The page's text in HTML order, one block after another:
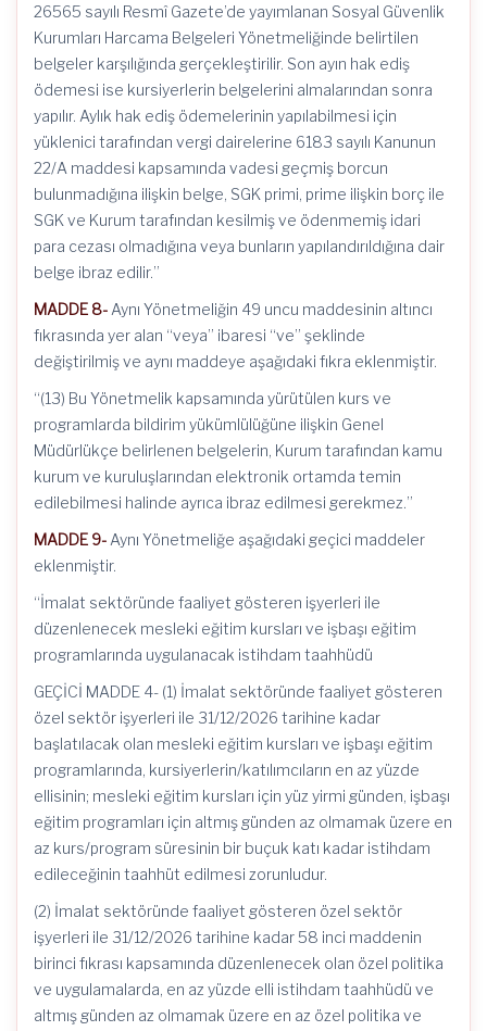
26565 sayılı Resmî Gazete’de yayımlanan Sosyal Güvenlik
Kurumları Harcama Belgeleri Yönetmeliğinde belirtilen
belgeler karşılığında gerçekleştirilir. Son ayın hak ediş
ödemesi ise kursiyerlerin belgelerini almalarından sonra
yapılır. Aylık hak ediş ödemelerinin yapılabilmesi için
yüklenici tarafından vergi dairelerine 6183 sayılı Kanunun
22/A maddesi kapsamında vadesi geçmiş borcun
bulunmadığına ilişkin belge, SGK primi, prime ilişkin borç ile
SGK ve Kurum tarafından kesilmiş ve ödenmemiş idari
para cezası olmadığına veya bunların yapılandırıldığına dair
belge ibraz edilir.”
MADDE 8- Aynı Yönetmeliğin 49 uncu maddesinin altıncı
fıkrasında yer alan “veya” ibaresi “ve” şeklinde
değiştirilmiş ve aynı maddeye aşağıdaki fıkra eklenmiştir.
“(13) Bu Yönetmelik kapsamında yürütülen kurs ve
programlarda bildirim yükümlülüğüne ilişkin Genel
Müdürlükçe belirlenen belgelerin, Kurum tarafından kamu
kurum ve kuruluşlarından elektronik ortamda temin
edilebilmesi halinde ayrıca ibraz edilmesi gerekmez.”
MADDE 9- Aynı Yönetmeliğe aşağıdaki geçici maddeler
eklenmiştir.
“İmalat sektöründe faaliyet gösteren işyerleri ile
düzenlenecek mesleki eğitim kursları ve işbaşı eğitim
programlarında uygulanacak istihdam taahhüdü
GEÇİCİ MADDE 4- (1) İmalat sektöründe faaliyet gösteren
özel sektör işyerleri ile 31/12/2026 tarihine kadar
başlatılacak olan mesleki eğitim kursları ve işbaşı eğitim
programlarında, kursiyerlerin/katılımcıların en az yüzde
ellisinin; mesleki eğitim kursları için yüz yirmi günden, işbaşı
eğitim programları için altmış günden az olmamak üzere en
az kurs/program süresinin bir buçuk katı kadar istihdam
edileceğinin taahhüt edilmesi zorunludur.
(2) İmalat sektöründe faaliyet gösteren özel sektör
işyerleri ile 31/12/2026 tarihine kadar 58 inci maddenin
birinci fıkrası kapsamında düzenlenecek olan özel politika
ve uygulamalarda, en az yüzde elli istihdam taahhüdü ve
altmış günden az olmamak üzere en az özel politika ve